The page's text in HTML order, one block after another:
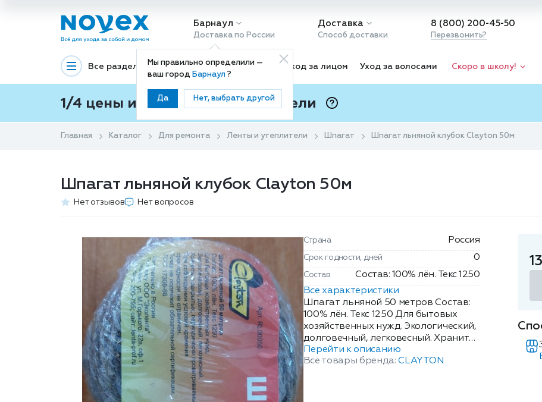
Барнаул
Доставка по России
Мы правильно определили —
ваш город Барнаул?
Да Нет, выбрать другой
Доставка
Способ доставки
8 (800) 200-45-50
Перезвонить?
Все разделы Декоративная косметика Уход за лицом Уход за волосами Скоро в школу!
1/4 цены и покупки ваши с Подели
Главная Каталог Для ремонта Ленты и утеплители Шпагат Шпагат льняной клубок Clayton 50м
Шпагат льняной клубок Clayton 50м
Нет отзывов Нет вопросов
Страна Россия
Срок годности, дней 0
Состав
Состав: 100% лён. Текс 1250
Все характеристики
Шпагат льняной 50 метров Состав:
100% лён. Текс 1250 Для бытовых
хозяйственных нужд. Экологический,
долговечный, легковесный. Хранить
в закрытых, периодически
проветриваемых помещениях. При
Перейти к описанию
Все товары бренда:CLAYTON